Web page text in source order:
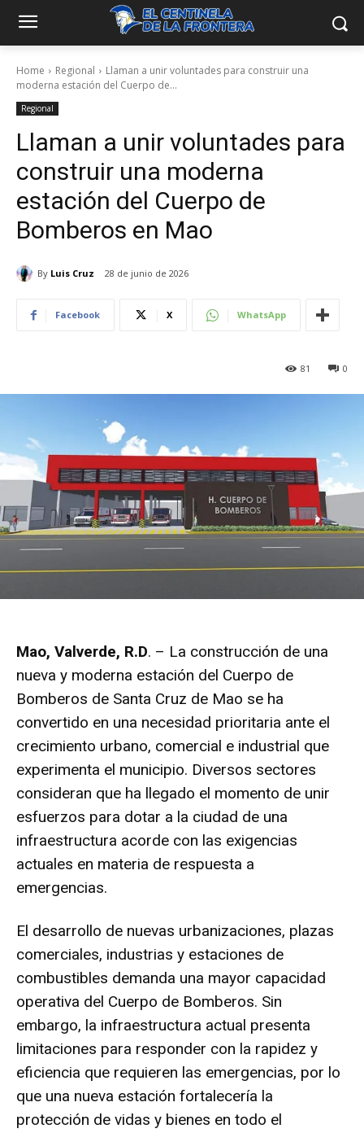
Home Regional
Llaman a unir voluntades para construir una
moderna estación del Cuerpo de...
Regional
Llaman a unir voluntades para
construir una moderna
estación del Cuerpo de
Bomberos en Mao
By Luis Cruz 28 de junio de 2026
Facebook X WhatsApp
0
81
Mao, Valverde, R.D. – La construcción de una
nueva y moderna estación del Cuerpo de
Bomberos de Santa Cruz de Mao se ha
convertido en una necesidad prioritaria ante el
crecimiento urbano, comercial e industrial que
experimenta el municipio. Diversos sectores
consideran que ha llegado el momento de unir
esfuerzos para dotar a la ciudad de una
infraestructura acorde con las exigencias
actuales en materia de respuesta a
emergencias.
El desarrollo de nuevas urbanizaciones, plazas
comerciales, industrias y estaciones de
combustibles demanda una mayor capacidad
operativa del Cuerpo de Bomberos. Sin
embargo, la infraestructura actual presenta
limitaciones para responder con la rapidez y
eficiencia que requieren las emergencias, por lo
que una nueva estación fortalecería la
protección de vidas y bienes en todo el